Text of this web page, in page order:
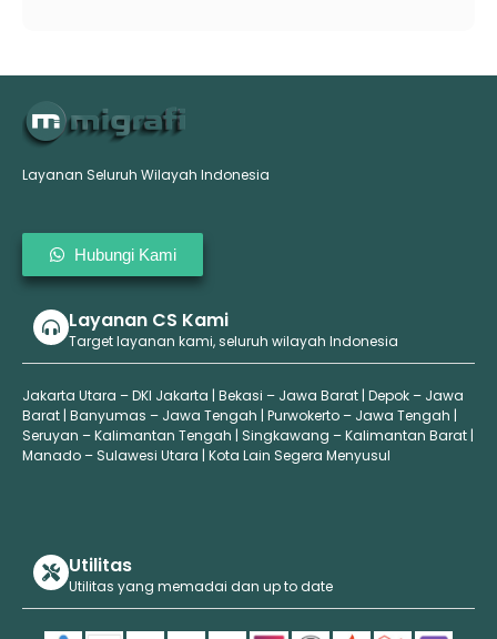
Layanan Seluruh Wilayah Indonesia
Hubungi Kami
Layanan CS Kami
Target layanan kami, seluruh wilayah Indonesia
Jakarta Utara – DKI Jakarta | Bekasi – Jawa Barat | Depok – Jawa
Barat | Banyumas – Jawa Tengah | Purwokerto – Jawa Tengah |
Seruyan – Kalimantan Tengah | Singkawang – Kalimantan Barat |
Manado – Sulawesi Utara | Kota Lain Segera Menyusul
Utilitas
Utilitas yang memadai dan up to date